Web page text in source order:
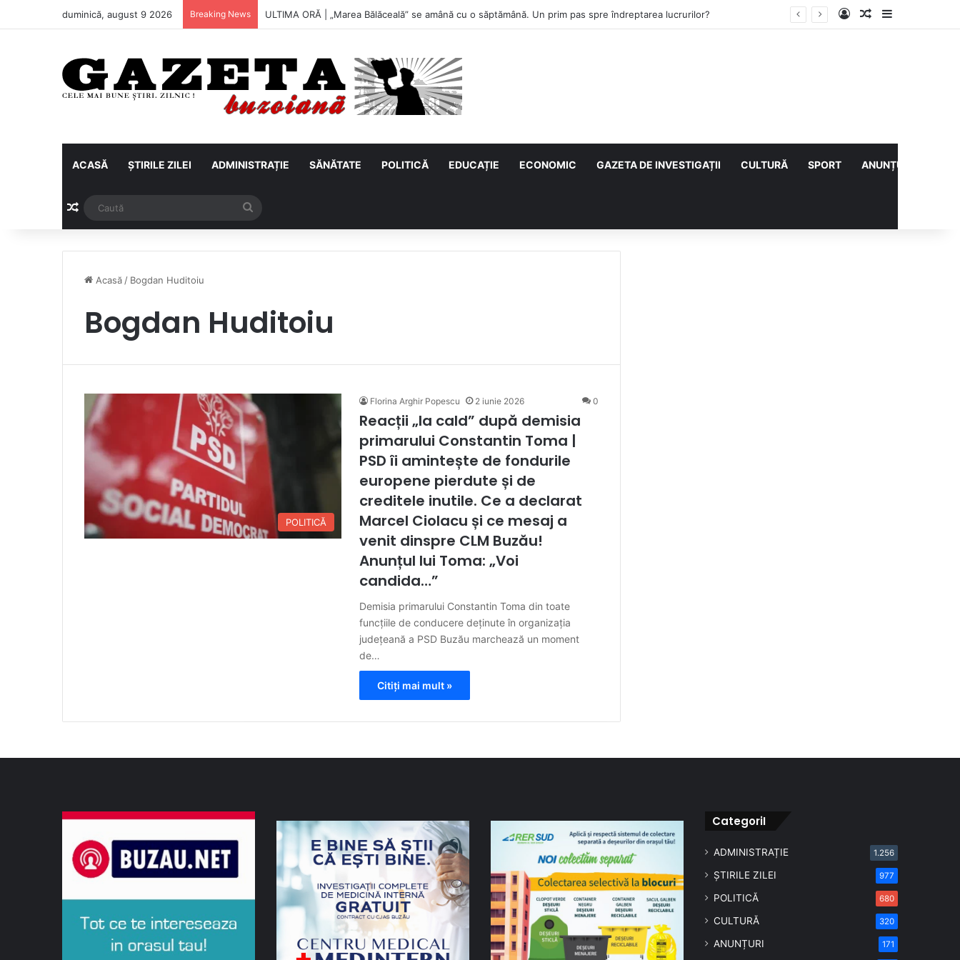
duminică, august 9 2026 Breaking News ULTIMA ORĂ | „Marea Bălăceală” se amână cu o săptămână. Un prim pas spre îndreptarea lucrurilor? Log InArticol aleatoriu
Sidebar
ACASĂ ȘTIRILE ZILEI ADMINISTRAȚIE SĂNĂTATE POLITICĂ EDUCAȚIE ECONOMIC GAZETA DE INVESTIGAȚII CULTURĂ SPORT ANUNȚURI
Articol aleatoriu
Acasă / Bogdan Huditoiu
Bogdan Huditoiu
POLITICĂ
Florina Arghir Popescu 2 iunie 2026 0
Reacții „la cald” după demisia
primarului Constantin Toma |
PSD îi amintește de fondurile
europene pierdute și de
creditele inutile. Ce a declarat
Marcel Ciolacu și ce mesaj a
venit dinspre CLM Buzău!
Anunțul lui Toma: „Voi
candida…”
Demisia primarului Constantin Toma din toate
funcțiile de conducere deținute în organizația
județeană a PSD Buzău marchează un moment
de…
Citiți mai mult »
CategoriI
ADMINISTRAȚIE 1.256
ȘTIRILE ZILEI 977
POLITICĂ 680
CULTURĂ 320
ANUNȚURI 171